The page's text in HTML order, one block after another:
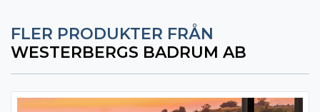
FLER PRODUKTER FRÅN
WESTERBERGS BADRUM AB